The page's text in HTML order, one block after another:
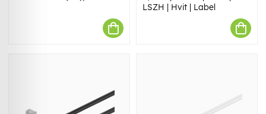
LSZH | Hvit | Label